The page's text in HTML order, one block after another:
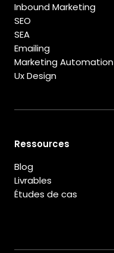
Inbound Marketing
SEO
SEA
Emailing
Marketing Automation
Ux Design
Ressources
Blog
Livrables
Études de cas